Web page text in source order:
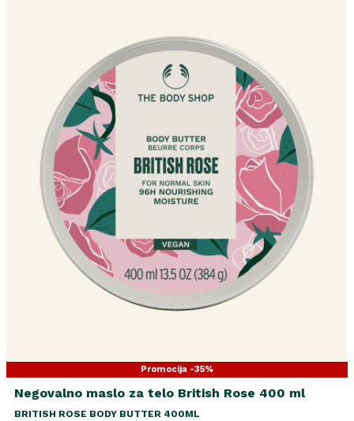
Promocija -35%
Negovalno maslo za telo British Rose 400 ml
BRITISH ROSE BODY BUTTER 400ML